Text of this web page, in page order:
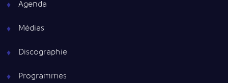
Agenda
Médias
Discographie
Programmes